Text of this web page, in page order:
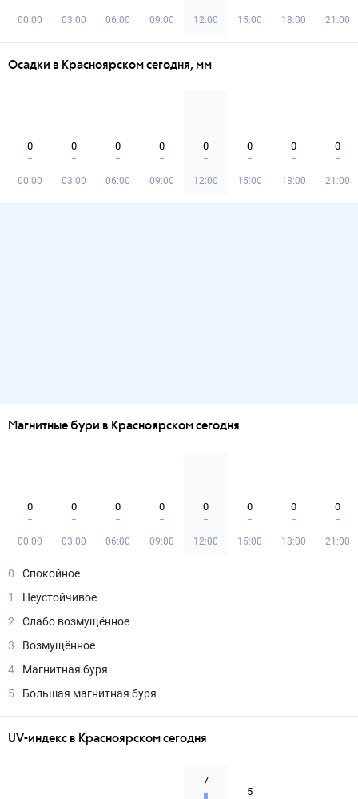
00:00 03:00 06:00 09:00 12:00 15:00 18:00 21:00
Осадки в Красноярском сегодня, мм
0
00:00
0
03:00
0
06:00
0
09:00
0
12:00
0
15:00
0
18:00
0
21:00
Магнитные бури в Красноярском сегодня
0
00:00
0
03:00
0
06:00
0
09:00
0
12:00
0
15:00
0
18:00
0
21:00
0
Спокойное
1
Неустойчивое
2
Слабо возмущённое
3
Возмущённое
4
Магнитная буря
5
Большая магнитная буря
UV-индекс в Красноярском сегодня
7
5